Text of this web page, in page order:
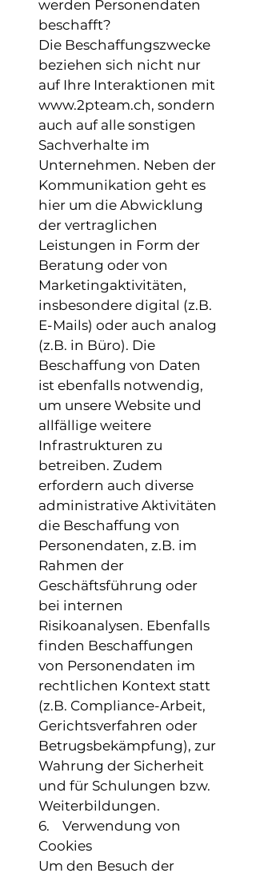
werden Personendaten
beschafft?
Die Beschaffungszwecke
beziehen sich nicht nur
auf Ihre Interaktionen mit
www.2pteam.ch, sondern
auch auf alle sonstigen
Sachverhalte im
Unternehmen. Neben der
Kommunikation geht es
hier um die Abwicklung
der vertraglichen
Leistungen in Form der
Beratung oder von
Marketingaktivitäten,
insbesondere digital (z.B.
E-Mails) oder auch analog
(z.B. in Büro). Die
Beschaffung von Daten
ist ebenfalls notwendig,
um unsere Website und
allfällige weitere
Infrastrukturen zu
betreiben. Zudem
erfordern auch diverse
administrative Aktivitäten
die Beschaffung von
Personendaten, z.B. im
Rahmen der
Geschäftsführung oder
bei internen
Risikoanalysen. Ebenfalls
finden Beschaffungen
von Personendaten im
rechtlichen Kontext statt
(z.B. Compliance-Arbeit,
Gerichtsverfahren oder
Betrugsbekämpfung), zur
Wahrung der Sicherheit
und für Schulungen bzw.
Weiterbildungen.
6. Verwendung von
Cookies
Um den Besuch der